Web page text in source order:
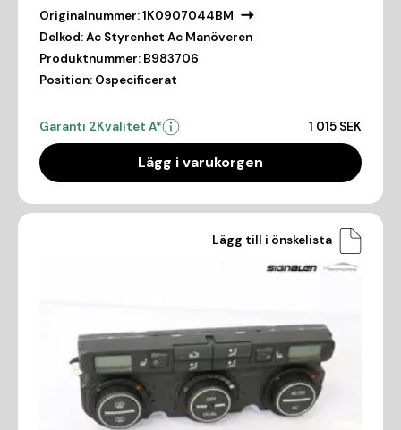
Originalnummer:1K0907044BM
Delkod:Ac Styrenhet Ac Manöveren
Produktnummer: B983706
Position: Ospecificerat
Garanti 2Kvalitet A* 1 015 SEK
Lägg i varukorgen
Lägg till i önskelista